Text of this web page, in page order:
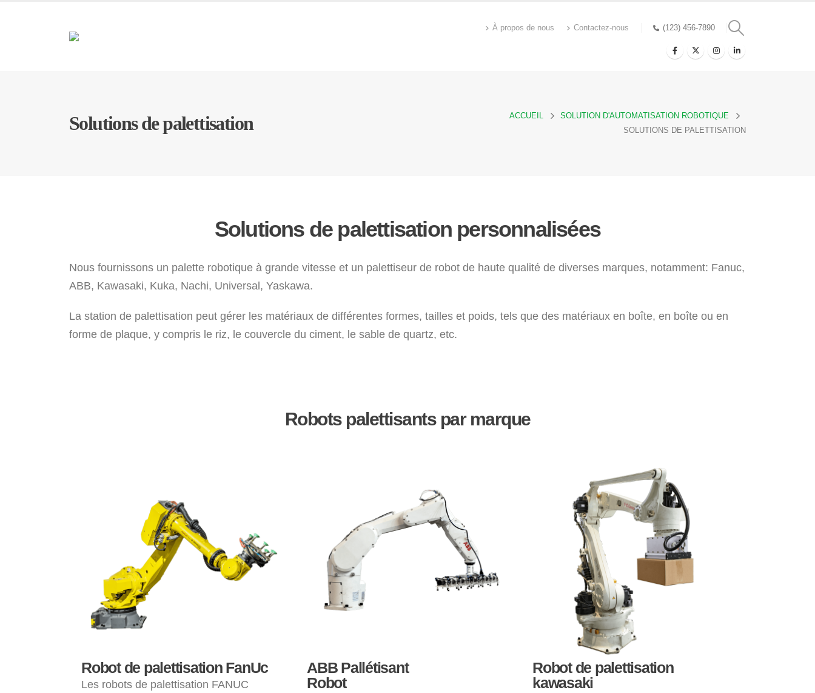
À propos de nous Contactez-nous (123) 456-7890
Solutions de palettisation ACCUEIL
SOLUTION D'AUTOMATISATION ROBOTIQUE
SOLUTIONS DE PALETTISATION
Solutions de palettisation personnalisées
Nous fournissons un palette robotique à grande vitesse et un palettiseur de robot de haute qualité de diverses marques, notamment: Fanuc,
ABB, Kawasaki, Kuka, Nachi, Universal, Yaskawa.
La station de palettisation peut gérer les matériaux de différentes formes, tailles et poids, tels que des matériaux en boîte, en boîte ou en
forme de plaque, y compris le riz, le couvercle du ciment, le sable de quartz, etc.
Robots palettisants par marque
Robot de palettisation FanUc
Les robots de palettisation FANUC
ABB Pallétisant
Robot
Robot de palettisation
kawasaki